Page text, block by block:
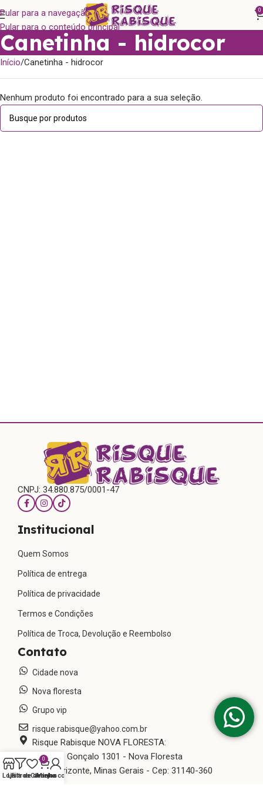
Pular para a navegação
Pular para o conteúdo principal
0
Canetinha - hidrocor
Início Canetinha - hidrocor
Nenhum produto foi encontrado para a sua seleção.
CNPJ: 34.880.875/0001-47
Institucional
Quem Somos
Política de entrega
Política de privacidade
Termos e Condições
Política de Troca, Devolução e Reembolso
Contato
Cidade nova
Nova floresta
Grupo vip
risque.rabisque@yahoo.com.br
Risque Rabisque NOVA FLORESTA:
Rua São Gonçalo 1301 - Nova Floresta
Belo Horizonte, Minas Gerais - Cep: 31140-360
LojaFiltros
Lista de desejos
0
Carrinho
Minha conta